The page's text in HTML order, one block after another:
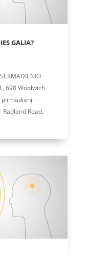
GALIA?
698 Woolwich
pirmadienį -
Road,